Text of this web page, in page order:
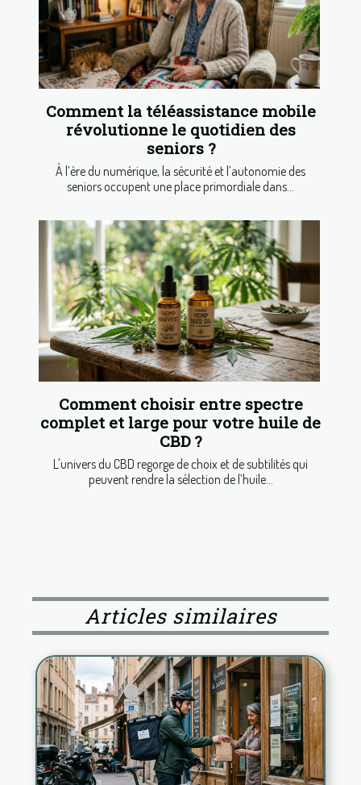
Comment la téléassistance mobile
révolutionne le quotidien des
seniors ?
À l’ère du numérique, la sécurité et l’autonomie des
seniors occupent une place primordiale dans...
Comment choisir entre spectre
complet et large pour votre huile de
CBD ?
L'univers du CBD regorge de choix et de subtilités qui
peuvent rendre la sélection de l’huile...
Articles similaires